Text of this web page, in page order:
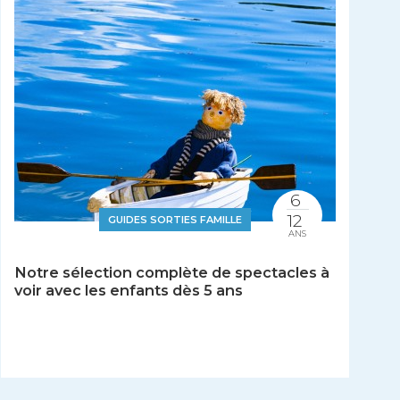
GUIDES SORTIES FAMILLE
Notre sélection complète de spectacles à
voir avec les enfants dès 5 ans
6
12
ANS